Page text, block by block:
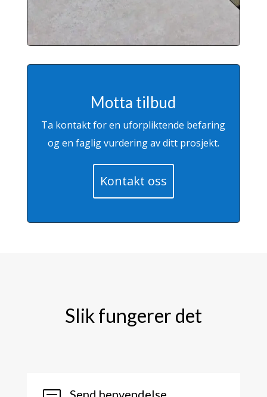
Motta tilbud
Ta kontakt for en uforpliktende befaring
og en faglig vurdering av ditt prosjekt.
Kontakt oss
Slik fungerer det